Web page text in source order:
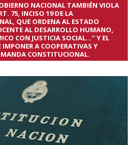
NACIONAL TAMBIÉN VIOLA
75, INCISO 19 DE LA
QUE ORDENA AL ESTADO
AL DESARROLLO HUMANO,
CON JUSTICIA SOCIAL…” Y EL
A COOPERATIVAS Y
CONSTITUCIONAL.